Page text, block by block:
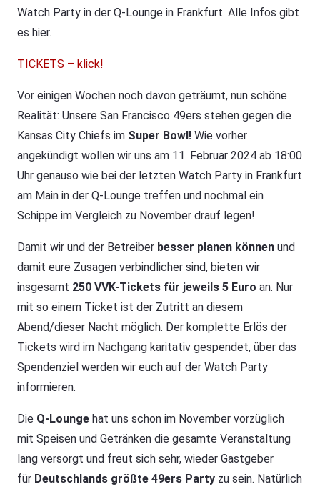
Watch Party in der Q-Lounge in Frankfurt. Alle Infos gibt
es hier.
TICKETS – klick!
Vor einigen Wochen noch davon geträumt, nun schöne
Realität: Unsere San Francisco 49ers stehen gegen die
Kansas City Chiefs im Super Bowl! Wie vorher
angekündigt wollen wir uns am 11. Februar 2024 ab 18:00
Uhr genauso wie bei der letzten Watch Party in Frankfurt
am Main in der Q-Lounge treffen und nochmal ein
Schippe im Vergleich zu November drauf legen!
Damit wir und der Betreiber besser planen können und
damit eure Zusagen verbindlicher sind, bieten wir
insgesamt 250 VVK-Tickets für jeweils 5 Euro an. Nur
mit so einem Ticket ist der Zutritt an diesem
Abend/dieser Nacht möglich. Der komplette Erlös der
Tickets wird im Nachgang karitativ gespendet, über das
Spendenziel werden wir euch auf der Watch Party
informieren.
Die Q-Lounge hat uns schon im November vorzüglich
mit Speisen und Getränken die gesamte Veranstaltung
lang versorgt und freut sich sehr, wieder Gastgeber
für Deutschlands größte 49ers Party zu sein. Natürlich